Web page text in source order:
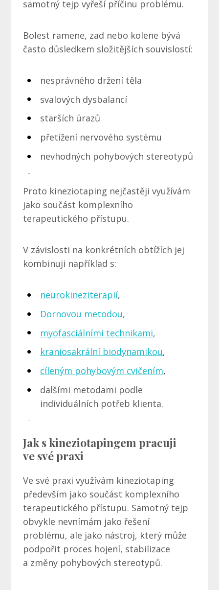
samotný tejp vyřeší příčinu problému.
Bolest ramene, zad nebo kolene bývá
často důsledkem složitějších souvislostí:
nesprávného držení těla
svalových dysbalancí
starších úrazů
přetížení nervového systému
nevhodných pohybových stereotypů
Proto kineziotaping nejčastěji využívám
jako součást komplexního
terapeutického přístupu.
V závislosti na konkrétních obtížích jej
kombinuji například s:
neurokineziterapií,
Dornovou metodou,
myofasciálními technikami,
kraniosakrální biodynamikou,
cíleným pohybovým cvičením,
dalšími metodami podle
individuálních potřeb klienta.
Jak s kineziotapingem pracuji
ve své praxi
Ve své praxi využívám kineziotaping
především jako součást komplexního
terapeutického přístupu. Samotný tejp
obvykle nevnímám jako řešení
problému, ale jako nástroj, který může
podpořit proces hojení, stabilizace
a změny pohybových stereotypů.